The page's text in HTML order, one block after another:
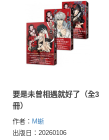
要是未曾相遇就好了（全3
冊）
作者： M蜥
出版日：20260106